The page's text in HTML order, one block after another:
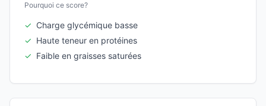
Pourquoi ce score?
✓ Charge glycémique basse
✓ Haute teneur en protéines
✓ Faible en graisses saturées